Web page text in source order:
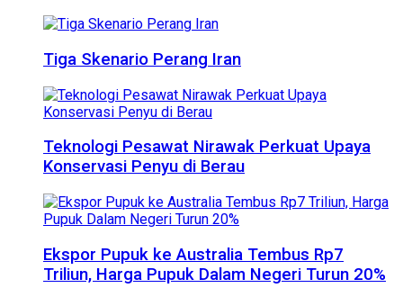
Tiga Skenario Perang Iran
Teknologi Pesawat Nirawak Perkuat Upaya
Konservasi Penyu di Berau
Ekspor Pupuk ke Australia Tembus Rp7
Triliun, Harga Pupuk Dalam Negeri Turun 20%